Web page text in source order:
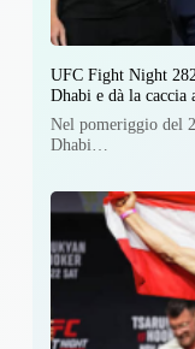
UFC Fight Night
Dhabi e dà la caccia
Nel pomeriggio del
Dhabi…